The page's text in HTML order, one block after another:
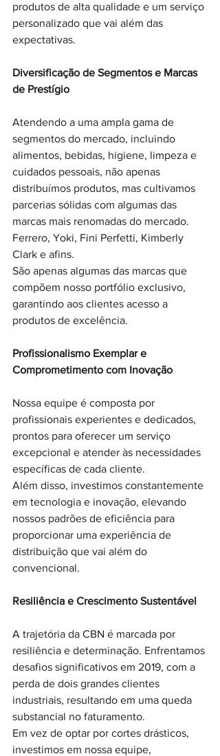
produtos de alta qualidade e um serviço
personalizado que vai além das
expectativas.
Diversificação de Segmentos e Marcas
de Prestígio
Atendendo a uma ampla gama de
segmentos do mercado, incluindo
alimentos, bebidas, higiene, limpeza e
cuidados pessoais, não apenas
distribuímos produtos, mas cultivamos
parcerias sólidas com algumas das
marcas mais renomadas do mercado.
Ferrero, Yoki, Fini Perfetti, Kimberly
Clark e afins.
São apenas algumas das marcas que
compõem nosso portfólio exclusivo,
garantindo aos clientes acesso a
produtos de excelência.
Profissionalismo Exemplar e
Comprometimento com Inovação
Nossa equipe é composta por
profissionais experientes e dedicados,
prontos para oferecer um serviço
excepcional e atender às necessidades
específicas de cada cliente.
Além disso, investimos constantemente
em tecnologia e inovação, elevando
nossos padrões de eficiência para
proporcionar uma experiência de
distribuição que vai além do
convencional.
Resiliência e Crescimento Sustentável
A trajetória da CBN é marcada por
resiliência e determinação. Enfrentamos
desafios significativos em 2019, com a
perda de dois grandes clientes
industriais, resultando em uma queda
substancial no faturamento.
Em vez de optar por cortes drásticos,
investimos em nossa equipe,